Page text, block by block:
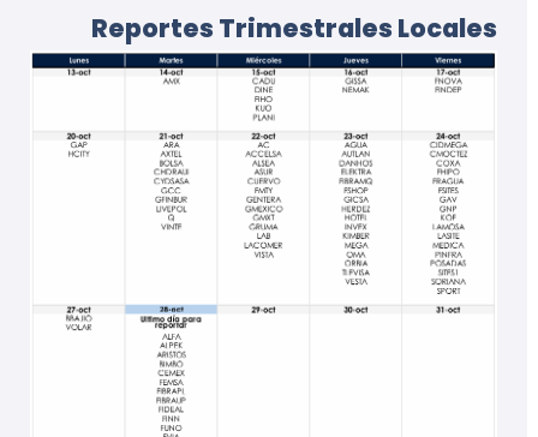
Reportes Trimestrales Locales